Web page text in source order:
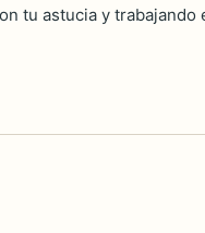
tu astucia y trabajando